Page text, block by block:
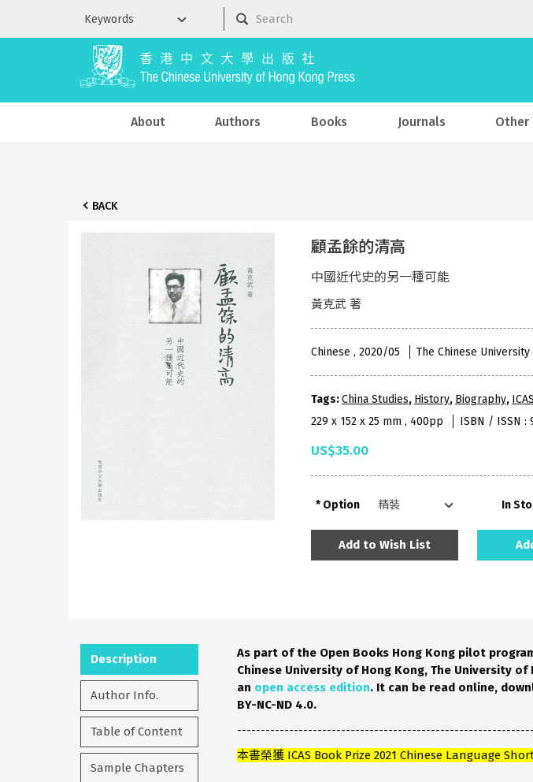
About Authors Books Journals Other
BACK
顧孟餘的清高
中國近代史的另一種可能
黃克武 著
Chinese , 2020/05 The Chinese
Tags:China Studies, History, Biography,
229 x 152 x 25 mm , 400pp
ISBN / ISSN :
US$35.00
Option In
Add to Wish List
Description
Author Info.
Table of Content
Sample Chapters
As part of the Open Books Hong Kong pilot
Chinese University of Hong Kong, The University
an open access edition. It can be read online,
BY-NC-ND 4.0.
本書榮獲 ICAS Book Prize 2021 Chinese Language